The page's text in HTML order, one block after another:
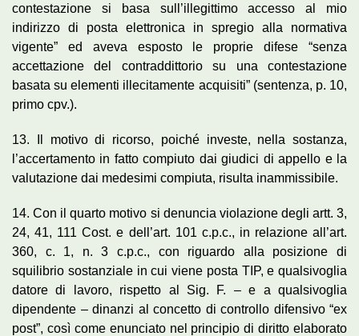
contestazione si basa sull’illegittimo accesso al mio
indirizzo di posta elettronica in spregio alla normativa
vigente” ed aveva esposto le proprie difese “senza
accettazione del contraddittorio su una contestazione
basata su elementi illecitamente acquisiti” (sentenza, p. 10,
primo cpv.).
13. Il motivo di ricorso, poiché investe, nella sostanza,
l’accertamento in fatto compiuto dai giudici di appello e la
valutazione dai medesimi compiuta, risulta inammissibile.
14. Con il quarto motivo si denuncia violazione degli artt. 3,
24, 41, 111 Cost. e dell’art. 101 c.p.c., in relazione all’art.
360, c. 1, n. 3 c.p.c., con riguardo alla posizione di
squilibrio sostanziale in cui viene posta TIP, e qualsivoglia
datore di lavoro, rispetto al Sig. F. – e a qualsivoglia
dipendente – dinanzi al concetto di controllo difensivo “ex
post”, così come enunciato nel principio di diritto elaborato